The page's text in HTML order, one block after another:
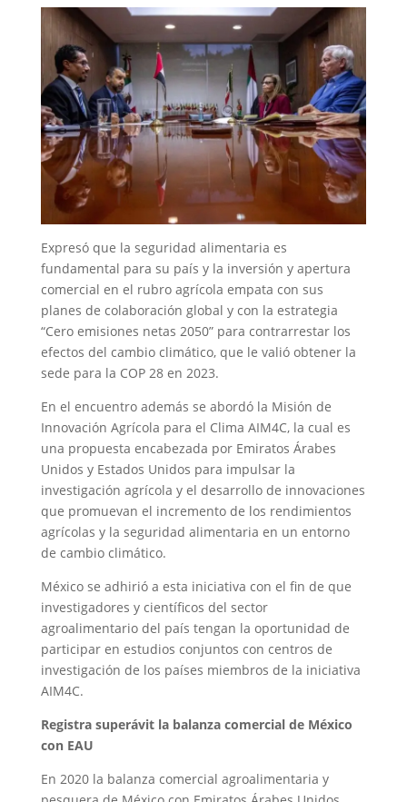
Expresó que la seguridad alimentaria es
fundamental para su país y la inversión y apertura
comercial en el rubro agrícola empata con sus
planes de colaboración global y con la estrategia
“Cero emisiones netas 2050” para contrarrestar los
efectos del cambio climático, que le valió obtener la
sede para la COP 28 en 2023.
En el encuentro además se abordó la Misión de
Innovación Agrícola para el Clima AIM4C, la cual es
una propuesta encabezada por Emiratos Árabes
Unidos y Estados Unidos para impulsar la
investigación agrícola y el desarrollo de innovaciones
que promuevan el incremento de los rendimientos
agrícolas y la seguridad alimentaria en un entorno
de cambio climático.
México se adhirió a esta iniciativa con el fin de que
investigadores y científicos del sector
agroalimentario del país tengan la oportunidad de
participar en estudios conjuntos con centros de
investigación de los países miembros de la iniciativa
AIM4C.
Registra superávit la balanza comercial de México
con EAU
En 2020 la balanza comercial agroalimentaria y